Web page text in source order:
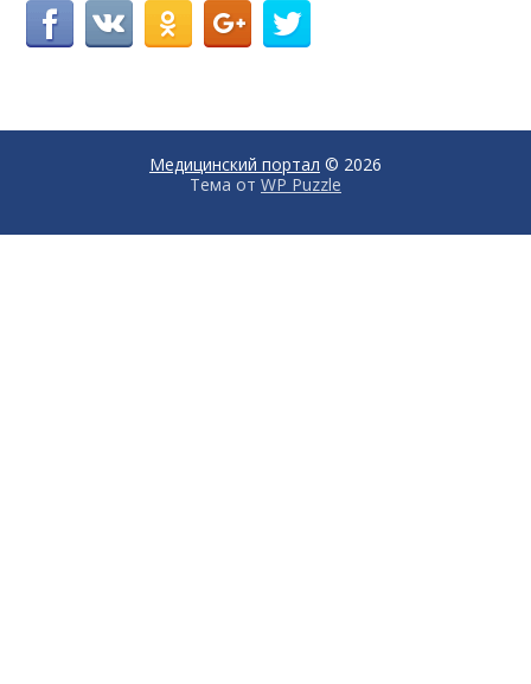
Медицинский портал © 2026
Тема от WP Puzzle